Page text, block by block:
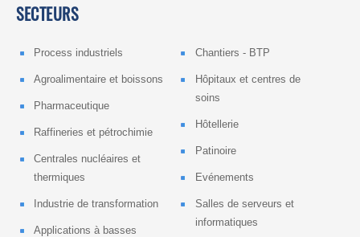
SECTEURS
Process industriels
Agroalimentaire et boissons
Pharmaceutique
Raffineries et pétrochimie
Centrales nucléaires et
thermiques
Industrie de transformation
Applications à basses
Chantiers - BTP
Hôpitaux et centres de
soins
Hôtellerie
Patinoire
Evénements
Salles de serveurs et
informatiques